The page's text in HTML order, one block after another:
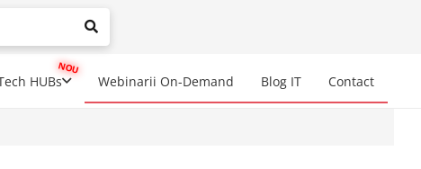
results are available use up and down arrows to
HUBs Webinarii On-Demand Blog IT Contact